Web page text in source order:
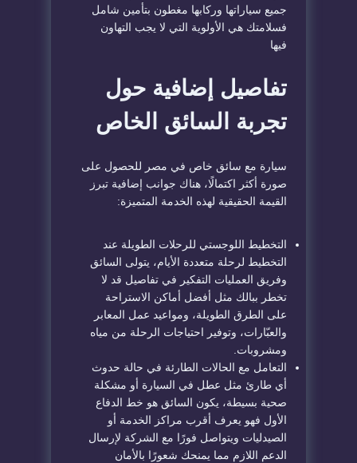
جميع سياراتها وركابها مغطون بتأمين شامل
فسلامتك هي الأولوية التي لا يجب التهاون
فيها
تفاصيل إضافية حول
تجربة السائق الخاص
سيارة مع سائق خاص في مصر للحصول على
صورة أكثر اكتمالًا، هناك جوانب إضافية تبرز
القيمة الحقيقية لهذه الخدمة المتميزة:
التخطيط اللوجستي للرحلات الطويلة عند
التخطيط لرحلة متعددة الأيام، يتولى السائق
وفريق العمليات التفكير في تفاصيل قد لا
تخطر ببالك مثل أفضل أماكن الاستراحة
على الطرق الطويلة، ومواعيد عمل المعابر
والعبّارات، وتوفير احتياجات الرحلة من مياه
ومشروبات.
التعامل مع الحالات الطارئة في حالة حدوث
أي طارئ مثل عطل في السيارة أو مشكلة
صحية بسيطة، يكون السائق هو خط الدفاع
الأول فهو يعرف أقرب مراكز الخدمة أو
الصيدليات ويتواصل فورًا مع الشركة لإرسال
الدعم اللازم مما يمنحك شعورًا بالأمان